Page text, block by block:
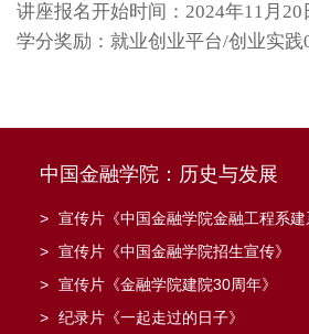
讲座报名开始时间：2024年11月20
学分奖励：就业创业平台/创业实践
中国金融学院：历史与发展
> 宣传片《中国金融学院金融工程系建
> 宣传片《中国金融学院招生宣传》
> 宣传片《金融学院建院30周年》
> 纪录片《一起走过的日子》